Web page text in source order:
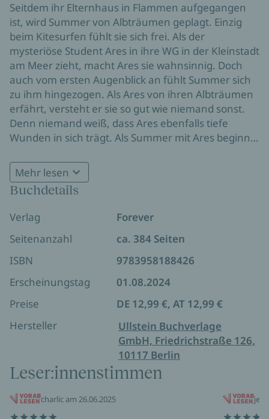
Seitdem ihr Elternhaus in Flammen aufgegangen
ist, wird Summer von Albträumen geplagt. Einzig
beim Kitesurfen fühlt sie sich frei. Als der
mysteriöse Student Ares in ihre WG in der Kleinstadt
am Meer zieht, macht Ares sie wahnsinnig. Doch
auch vom ersten Augenblick an fühlt Summer sich
zu ihm hingezogen. Als Ares von ihren Albträumen
erfährt, versteht er sie so gut wie niemand sonst.
Denn niemand weiß, dass Ares ebenfalls tiefe
Wunden in sich trägt. Als Summer mit Ares beginnt
aufzudecken, stoßen sie auf eine schockierende
Verwicklung …
»Jennifer Bright vereint alles, was es für einen
Pageturner braucht: Knisternde Gefühle, Spannung
bis zur letzten Seite und emotionaler Herzschmerz
Highlight!«
Mehr lesen
Buchdetails
Verlag
Forever
Seitenanzahl
ca. 384 Seiten
ISBN
9783958188426
Erscheinungstag
01.08.2024
Preise
DE 12,99 €, AT 12,99 €
Hersteller
Ullstein Buchverlage
GmbH, Friedrichstraße 126,
10117 Berlin
Leser:innenstimmen
charlic am 26.06.2025